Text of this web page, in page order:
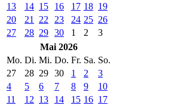
13
14 15 16 17 18 19
20
21 22 23 24 25 26
27
28 29 30 1 2
3
Mai 2026
Mo. Di. Mi. Do. Fr. Sa. So.
27
28 29 30 1 2
3
4
5 6 7 8 9
10
11
12 13 14 15 16 17